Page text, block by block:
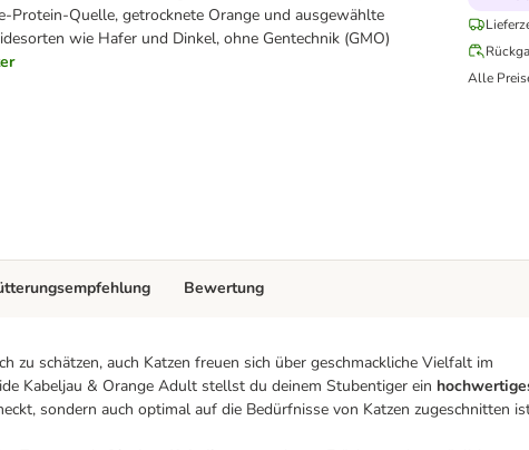
Protein-Quelle, getrocknete Orange und ausgewählte
wie Hafer und Dinkel, ohne Gentechnik (GMO)
Alle
zu schätzen, auch Katzen freuen sich über geschmackliche Vielfalt im
Kabeljau & Orange Adult stellst du deinem Stubentiger ein
sondern auch optimal auf die Bedürfnisse von Katzen zugeschnitten
Bewertung